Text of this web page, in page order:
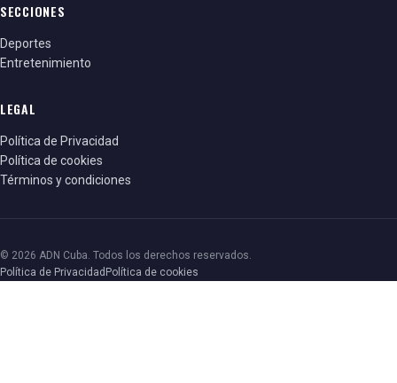
SECCIONES
Deportes
Entretenimiento
LEGAL
Política de Privacidad
Política de cookies
Términos y condiciones
© 2026 ADN Cuba. Todos los derechos reservados.
Política de Privacidad Política de cookies